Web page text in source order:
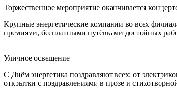
Торжественное мероприятие оканчивается
Крупные энергетические компании во всех
премиями, бесплатными путёвками достойных
Уличное освещение
С Днём энергетика поздравляют всех: от
открытки с поздравлениями в прозе и